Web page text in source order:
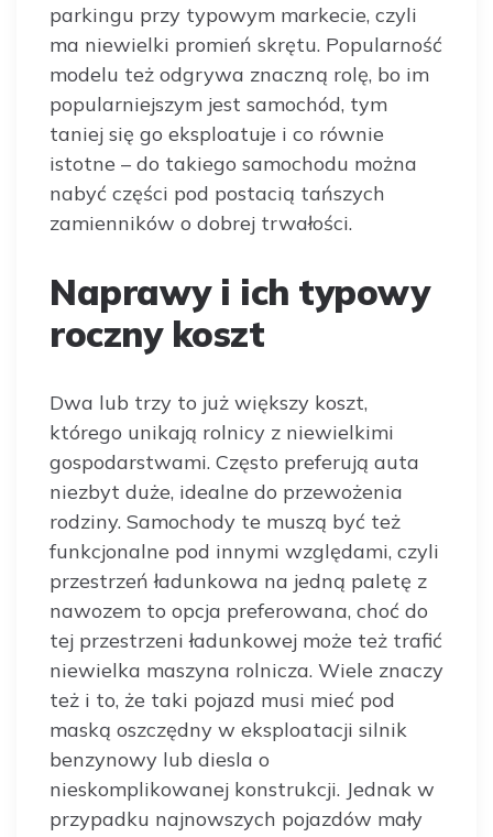
parkingu przy typowym markecie, czyli
ma niewielki promień skrętu. Popularność
modelu też odgrywa znaczną rolę, bo im
popularniejszym jest samochód, tym
taniej się go eksploatuje i co równie
istotne – do takiego samochodu można
nabyć części pod postacią tańszych
zamienników o dobrej trwałości.
Naprawy i ich typowy
roczny koszt
Dwa lub trzy to już większy koszt,
którego unikają rolnicy z niewielkimi
gospodarstwami. Często preferują auta
niezbyt duże, idealne do przewożenia
rodziny. Samochody te muszą być też
funkcjonalne pod innymi względami, czyli
przestrzeń ładunkowa na jedną paletę z
nawozem to opcja preferowana, choć do
tej przestrzeni ładunkowej może też trafić
niewielka maszyna rolnicza. Wiele znaczy
też i to, że taki pojazd musi mieć pod
maską oszczędny w eksploatacji silnik
benzynowy lub diesla o
nieskomplikowanej konstrukcji. Jednak w
przypadku najnowszych pojazdów mały